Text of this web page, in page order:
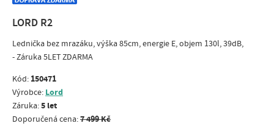
LORD R2
Lednička bez mrazáku, výška 85cm, energie E, objem 130l, 39dB,
- Záruka 5LET ZDARMA
Kód: 150471
Výrobce: Lord
Záruka:5 let
Doporučená cena:7 499 Kč